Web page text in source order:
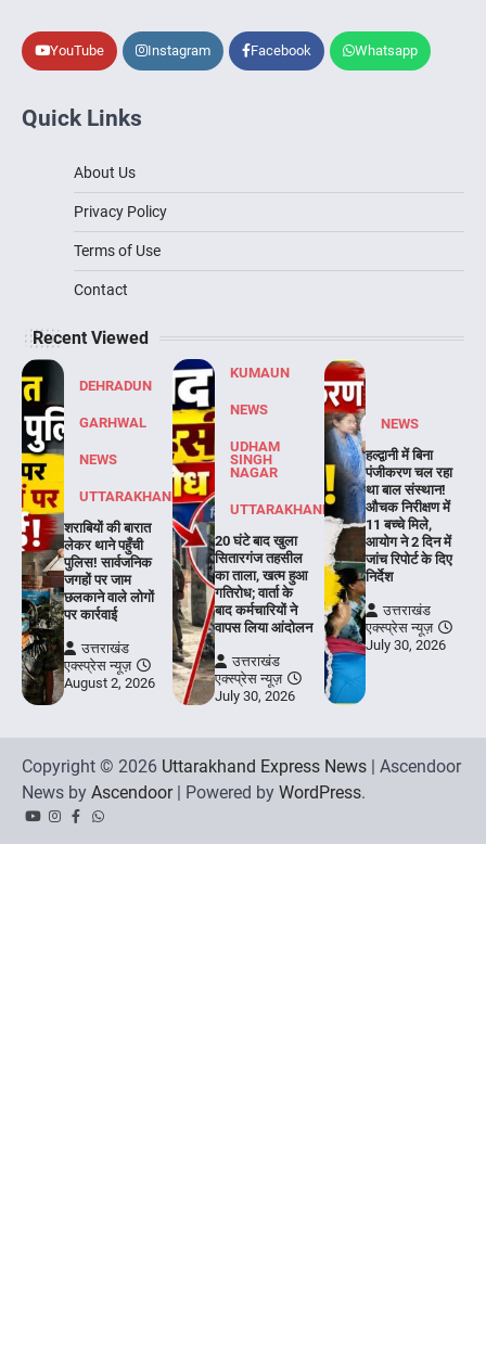
YouTube Instagram Facebook Whatsapp
Quick Links
About Us
Privacy Policy
Terms of Use
Contact
Recent Viewed
DEHRADUN
GARHWAL
NEWS
UTTARAKHAND
शराबियों की बारात
लेकर थाने पहुँची
पुलिस! सार्वजनिक
जगहों पर जाम
छलकाने वाले लोगों
पर कार्रवाई
उत्तराखंड
एक्स्प्रेस न्यूज़
August 2, 2026
KUMAUN
NEWS
UDHAM
SINGH
NAGAR
UTTARAKHAND
20 घंटे बाद खुला
सितारगंज तहसील
का ताला, खत्म हुआ
गतिरोध; वार्ता के
बाद कर्मचारियों ने
वापस लिया आंदोलन
उत्तराखंड
एक्स्प्रेस न्यूज़
July 30, 2026
NEWS
हल्द्वानी में बिना
पंजीकरण चल रहा
था बाल संस्थान!
औचक निरीक्षण में
11 बच्चे मिले,
आयोग ने 2 दिन में
जांच रिपोर्ट के दिए
निर्देश
उत्तराखंड
एक्स्प्रेस न्यूज़
July 30, 2026
Copyright © 2026 Uttarakhand Express News | Ascendoor
News by Ascendoor| Powered by WordPress.
YouTubeInstagram
Facebook
Whatsapp